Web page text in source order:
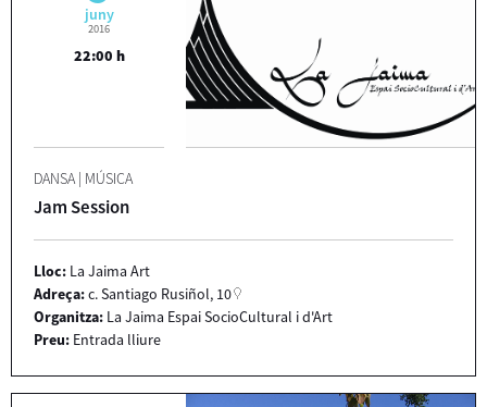
juny
2016
22:00 h
DANSA | MÚSICA
Jam Session
Lloc: La Jaima Art
Adreça:c. Santiago Rusiñol, 10
Organitza: La Jaima Espai SocioCultural i d'Art
Preu: Entrada lliure